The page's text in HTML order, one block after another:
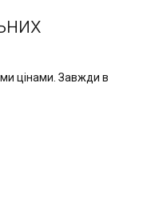
цінами. Завжди в